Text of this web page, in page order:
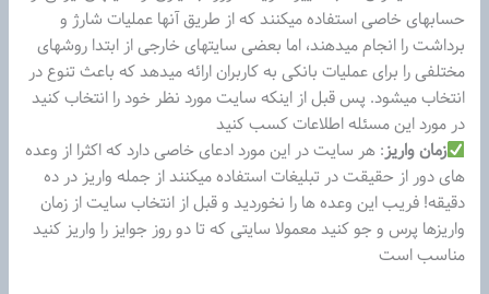
حسابهای خاصی استفاده میکنند که از طریق آنها عملیات شارژ و
برداشت را انجام میدهند، اما بعضی سایتهای خارجی از ابتدا روشهای
مختلفی را برای عملیات بانکی به کاربران ارائه میدهد که باعث تنوع در
انتخاب میشود. پس قبل از اینکه سایت مورد نظر خود را انتخاب کنید
در مورد این مسئله اطلاعات کسب کنید
زمان واریز: هر سایت در این مورد ادعای خاصی دارد که اکثرا از وعده
های دور از حقیقت در تبلیغات استفاده میکنند از جمله واریز در ده
دقیقه! فریب این وعده ها را نخوردید و قبل از انتخاب سایت از زمان
واریزها پرس و جو کنید معمولا سایتی که تا دو روز جوایز را واریز کنید
مناسب است